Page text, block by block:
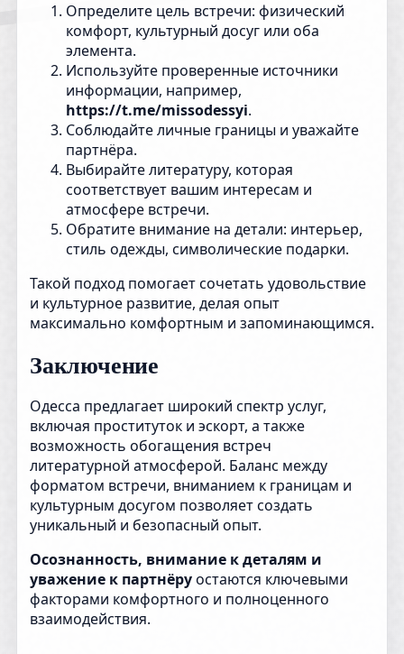
Определите цель встречи: физический
комфорт, культурный досуг или оба
элемента.
Используйте проверенные источники
информации, например,
https://t.me/missodessyi.
Соблюдайте личные границы и уважайте
партнёра.
Выбирайте литературу, которая
соответствует вашим интересам и
атмосфере встречи.
Обратите внимание на детали: интерьер,
стиль одежды, символические подарки.
Такой подход помогает сочетать удовольствие
и культурное развитие, делая опыт
максимально комфортным и запоминающимся.
Заключение
Одесса предлагает широкий спектр услуг,
включая проституток и эскорт, а также
возможность обогащения встреч
литературной атмосферой. Баланс между
форматом встречи, вниманием к границам и
культурным досугом позволяет создать
уникальный и безопасный опыт.
Осознанность, внимание к деталям и
уважение к партнёруостаются ключевыми
факторами комфортного и полноценного
взаимодействия.